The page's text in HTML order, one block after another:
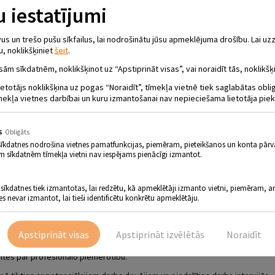
- 13.00
līdz 13.00 Jēkabpils Tautas namā notiks trešais
no Jēkabpils un apkārtējiem novadiem tiek aicināti
savukārt darba meklētājiem būs iespēja iepazīties
Ikviens interesents varēs iegūt informāciju par
Jēkabpils pilsētas pašvaldībai sadarbībā ar Nodarbinātības
un iedzīvotāju profesionālo pilnveidi Jēkabpilī un tuvākajā
uzzināt par uzņēmumiem piedāvātajiem pakalpojumiem, savukārt
Eiropas Savienības un Eiropas Ekonomiskās zonas valstīs.
sniegs ieteikumus CV un pieteikuma vēstules
par profesionālo piemērotību.
iestatījumi
un trešo pušu sīkfailus, lai nodrošinātu jūsu apmeklējuma drošību. Lai
noklikšķinietšeit.
sīkdatnēm, noklikšķinot uz “Apstiprināt visas”, vai noraidīt tās,
noklikšķina uz pogas “Noraidīt”, tīmekļa vietnē tiek saglabātas
vietnes darbībai un kuru izmantošanai nav nepieciešama lietotāja
Obligāts
nodrošina vietnes pamatfunkcijas, piemēram, pieteikšanos un konta
sīkdatnēm tīmekļa vietni nav iespējams pienācīgi izmantot.
tiek izmantotas, lai redzētu, kā apmeklētāji izmanto vietni, piemēram,
nevar izmantot, lai tieši identificētu konkrētu apmeklētāju.
Noraidīt
Apstiprināt izvēlētās
Apstiprināt visas